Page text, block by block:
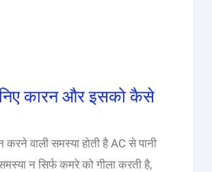
कारन और इसको कैसे
वाली समस्या होती है AC से पानी
न सिर्फ कमरे को गीला करती है,